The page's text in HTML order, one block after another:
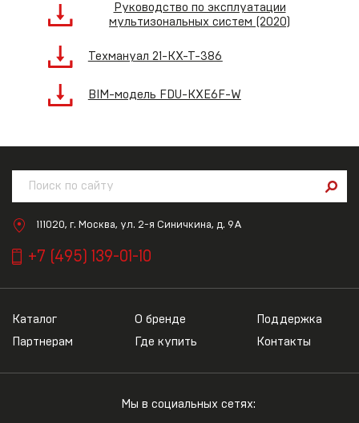
Руководство по эксплуатации
мультизональных систем (2020)
Техмануал 21-KX-T-386
BIM-модель FDU-KXE6F-W
111020, г. Москва, ул. 2-я Синичкина, д. 9А
+7 (495) 139-01-10
Каталог О бренде
Поддержка
Партнерам
Где купить Контакты
Мы в социальных сетях: